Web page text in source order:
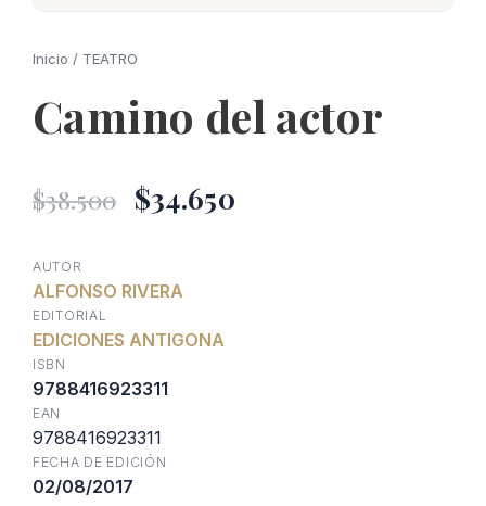
Inicio / TEATRO
Camino del actor
$38.500 El
original
era:
$38.500.
$34.650
AUTOR
ALFONSO RIVERA
EDITORIAL
EDICIONES ANTIGONA
ISBN
9788416923311
EAN
9788416923311
FECHA DE EDICIÓN
02/08/2017